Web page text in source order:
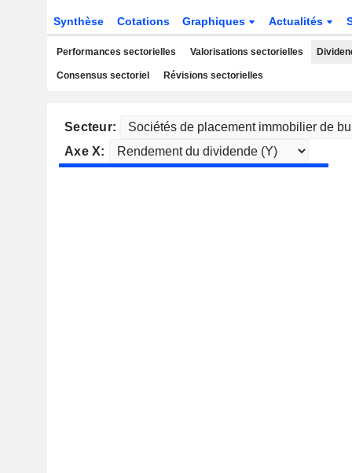
Synthèse Cotations Graphiques Actualités
Performances sectorielles Valorisations sectorielles
Consensus sectoriel Révisions sectorielles
Secteur:
Axe X: